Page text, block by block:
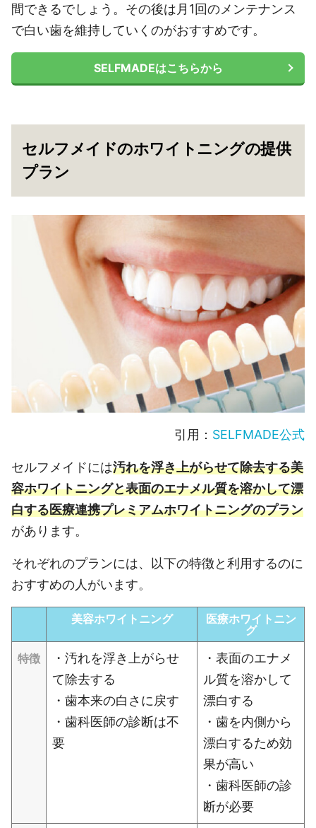
間できるでしょう。その後は月1回のメンテナンス
で白い歯を維持していくのがおすすめです。
SELFMADEはこちらから
セルフメイドのホワイトニングの提供
プラン
引用： SELFMADE公式
セルフメイドには汚れを浮き上がらせて除去する美
容ホワイトニングと表面のエナメル質を溶かして漂
白する医療連携プレミアムホワイトニングのプラン
があります。
それぞれのプランには、以下の特徴と利用するのに
おすすめの人がいます。
美容ホワイトニング
医療ホワイトニン
グ
特徴
・汚れを浮き上がらせ
て除去する
・歯本来の白さに戻す
・歯科医師の診断は不
要
・表面のエナメ
ル質を溶かして
漂白する
・歯を内側から
漂白するため効
果が高い
・歯科医師の診
断が必要